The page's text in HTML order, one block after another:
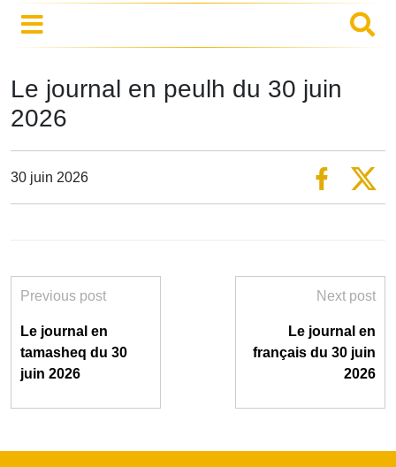
Le journal en peulh du 30 juin
2026
30 juin 2026
Previous post
Le journal en
tamasheq du 30
juin 2026
Next post
Le journal en
français du 30 juin
2026